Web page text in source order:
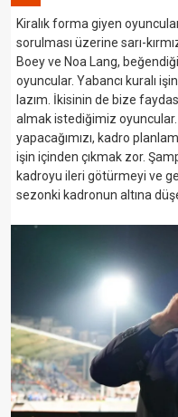
Kiralık forma giyen
sorulması üzerine sarı-
Boey ve Noa Lang,
oyuncular. Yabancı kuralı
lazım. İkisinin de bize
almak istediğimiz oyuncular.
yapacağımızı, kadro
işin içinden çıkmak zor.
kadroyu ileri götürmeyi ve
sezonki kadronun altına